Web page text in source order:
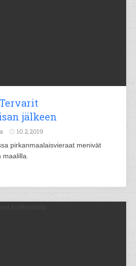
jälkeen
10.2.2019
pirkanmaalaisvieraat menivät